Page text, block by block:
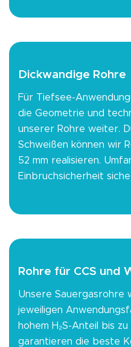
Dickwandige Rohre
Für Tiefsee-
die Geometrie und
unserer Rohre weiter.
Schweißen können wir
52 mm realisieren.
Einbruchsicherheit
Rohre für CCS und
Unsere Sauergasrohre
jeweiligen
hohem H₂S-Anteil bis
garantieren die beste